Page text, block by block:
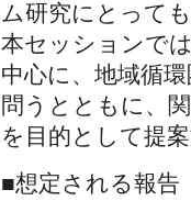
ム研究にとって
本セッションで
中心に、地域循
問うとともに、
を目的として提
■想定される報告